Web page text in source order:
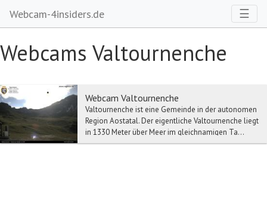
Webcam-4insiders.de ☰
Webcams Valtournenche
Webcam Valtournenche
Valtournenche ist eine Gemeinde in der autonomen
Region Aostatal. Der eigentliche Valtournenche liegt
in 1330 Meter über Meer im gleichnamigen Ta...